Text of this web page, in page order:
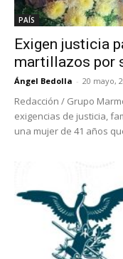
PAÍS
Exigen justicia
martillazos por
Ángel Bedolla - 20 mayo,
Redacción / Grupo
exigencias de justicia,
una mujer de 41 años